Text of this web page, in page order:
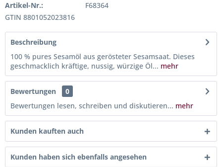
Artikel-Nr.:
F68364
GTIN 8801052023816
Beschreibung
100 % pures Sesamöl aus gerösteter Sesamsaat. Dieses
geschmacklich kräftige, nussig, würzige Öl... mehr
Bewertungen
0
Bewertungen lesen, schreiben und diskutieren... mehr
Kunden kauften auch
Kunden haben sich ebenfalls angesehen